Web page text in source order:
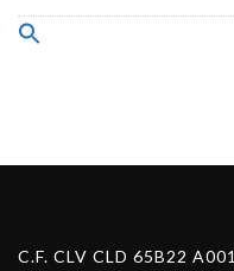
Search
C.F. CLV CLD 65B22